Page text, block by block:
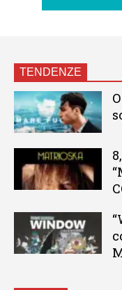
TENDENZE